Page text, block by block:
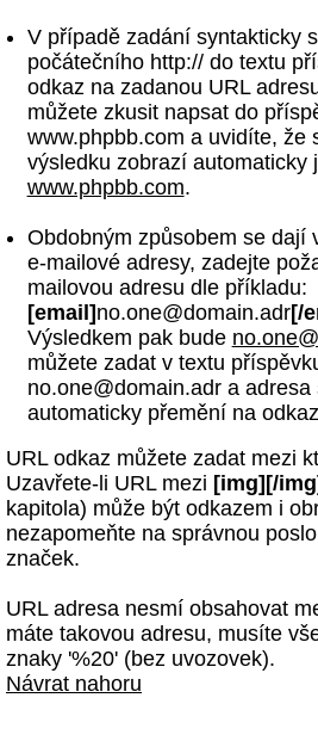
V případě zadání syntakticky
počátečního http:// do textu
odkaz na zadanou URL
můžete zkusit napsat do
www.phpbb.com a uvidíte, že
výsledku zobrazí automaticky
www.phpbb.com.
Obdobným způsobem se dají
e-mailové adresy, zadejte
mailovou adresu dle příkladu:
[email]no.one@domain.adr[/
Výsledkem pak bude
můžete zadat v textu
no.one@domain.adr a adresa
automaticky přemění na
URL odkaz můžete zadat mezi
Uzavřete-li URL mezi [img][/
kapitola) může být odkazem i
nezapomeňte na správnou
značek.
URL adresa nesmí obsahovat
máte takovou adresu, musíte
znaky '%20' (bez uvozovek).
Návrat nahoru